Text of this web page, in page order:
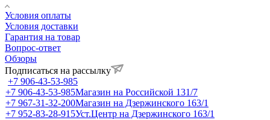
Условия оплаты
Условия доставки
Гарантия на товар
Вопрос-ответ
Обзоры
Подписаться на рассылку
+7 906-43-53-985
+7 906-43-53-985Магазин на Российской 131/7
+7 967-31-32-200Магазин на Дзержинского 163/1
+7 952-83-28-915Уст.Центр на Дзержинского 163/1